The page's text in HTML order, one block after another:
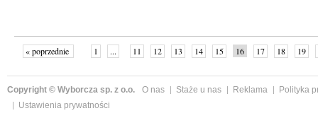
« poprzednie 1 ... 11 12 13 14 15 16 17 18 19
Copyright © Wyborcza sp. z o.o. O nas Staże u nas Reklama
Polityka
Ustawienia prywatności